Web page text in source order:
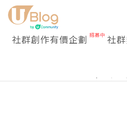
社群創作有價企劃 社